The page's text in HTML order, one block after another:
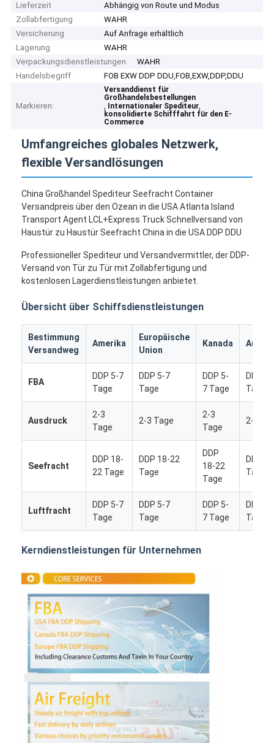
Startseite
Produkte
Über uns
Fabrik Tour
Lieferzeit
Abhängig von Route und Modus
Zollabfertigung
WAHR
Versicherung
Auf Anfrage erhältlich
Lagerung
WAHR
Verpackungsdienstleistungen
WAHR
Handelsbegriff
FOB EXW DDP DDU,FOB,EXW,DDP,DDU
Markieren:
Versanddienst für
Großhandelsbestellungen
, Internationaler Spediteur,
konsolidierte Schifffahrt für den E-
Commerce
Umfangreiches globales Netzwerk,
flexible Versandlösungen
China Großhandel Spediteur Seefracht Container
Versandpreis über den Ozean in die USA Atlanta Island
Transport Agent LCL+Express Truck Schnellversand von
Haustür zu Haustür Seefracht China in die USA DDP DDU
Professioneller Spediteur und Versandvermittler, der DDP-
Versand von Tür zu Tür mit Zollabfertigung und
kostenlosen Lagerdienstleistungen anbietet.
Übersicht über Schiffsdienstleistungen
Bestimmung
Versandweg
Amerika
Europäische
Union
Kanada
FBA
DDP 5-7
Tage
DDP 5-7
Tage
DDP 5-
7 Tage
DDP
Tage
Ausdruck
2-3
Tage
2-3 Tage
2-3
Tage
2-3
Seefracht
DDP 18-
22 Tage
DDP 18-22
Tage
DDP
18-22
Tage
DDP
Tage
Luftfracht
DDP 5-7
Tage
DDP 5-7
Tage
DDP 5-
7 Tage
DDP
Tage
Kerndienstleistungen für Unternehmen